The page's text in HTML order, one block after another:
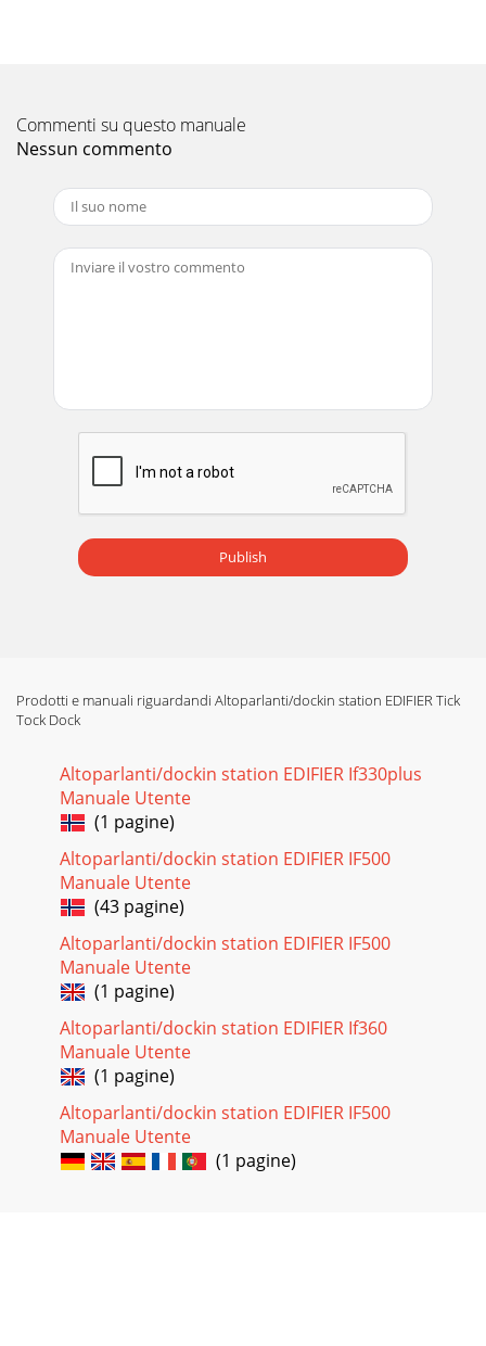
Commenti su questo manuale
Nessun commento
Publish
Prodotti e manuali riguardandi Altoparlanti/dockin station EDIFIER Tick
Tock Dock
Altoparlanti/dockin station EDIFIER If330plus
Manuale Utente
(1 pagine)
Altoparlanti/dockin station EDIFIER IF500
Manuale Utente
(43 pagine)
Altoparlanti/dockin station EDIFIER IF500
Manuale Utente
(1 pagine)
Altoparlanti/dockin station EDIFIER If360
Manuale Utente
(1 pagine)
Altoparlanti/dockin station EDIFIER IF500
Manuale Utente
(1 pagine)